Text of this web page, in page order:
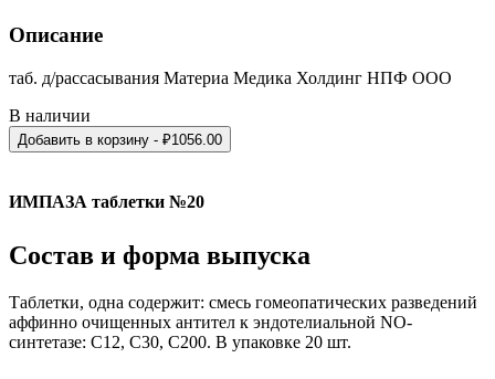
Описание
таб. д/рассасывания Материа Медика Холдинг НПФ ООО
В наличии
Добавить в корзину - ₽1056.00
ИМПАЗА таблетки №20
Состав и форма выпуска
Таблетки, одна содержит: смесь гомеопатических разведений
аффинно очищенных антител к эндотелиальной NO-
синтетазе: С12, С30, С200. В упаковке 20 шт.